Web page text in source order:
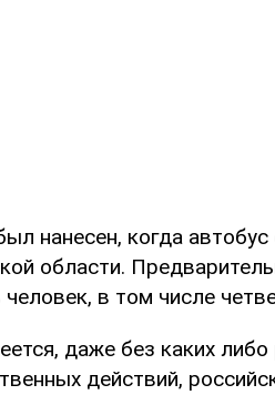
нанесен, когда автобус
области.
в том числе
даже без каких
действий,